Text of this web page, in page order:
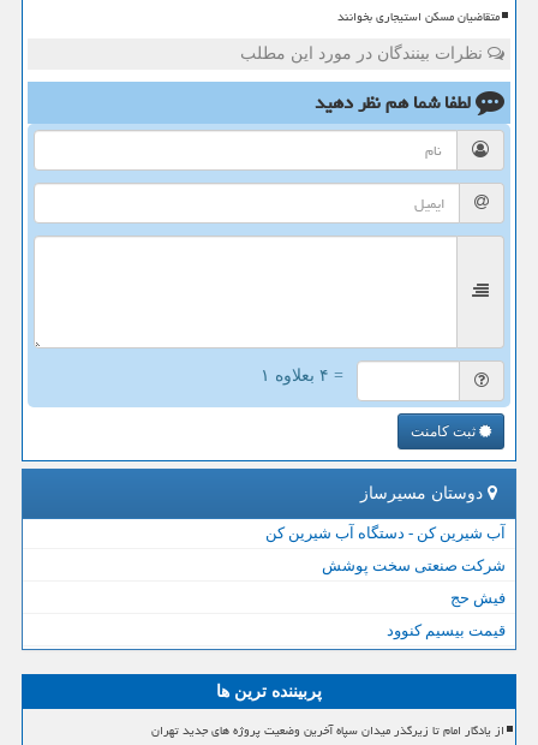
متقاضیان مسکن استیجاری بخوانند
نظرات بینندگان در مورد این مطلب
لطفا شما همنظر دهید
= ۴ بعلاوه ۱
ثبت کامنت
دوستان مسیرساز
آب شیرین کن - دستگاه آب شیرین کن
شرکت صنعتی سخت پوشش
فیش حج
قیمت بیسیم کنوود
پربیننده ترین ها
از یادگار امام تا زیرگذر میدان سپاه آخرین وضعیت پروژه های جدید تهران